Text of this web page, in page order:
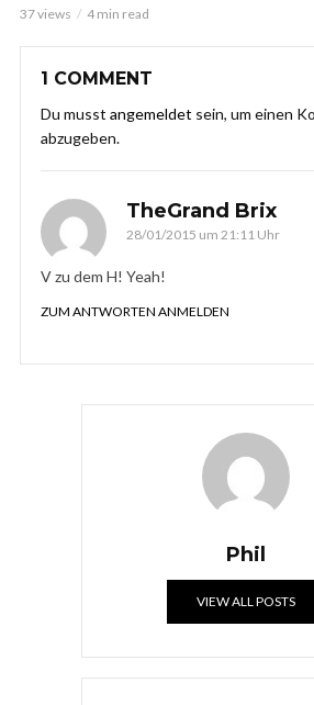
37 views 4 min read
1 COMMENT
Du musst angemeldet sein, um einen
abzugeben.
TheGrand Brix
28/01/2015 um 21:11 Uhr
V zu dem H! Yeah!
ZUM ANTWORTEN ANMELDEN
Phil
VIEW ALL POSTS